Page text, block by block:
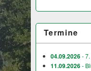
Termine
04.09.2026- 7.
11.09.2026-